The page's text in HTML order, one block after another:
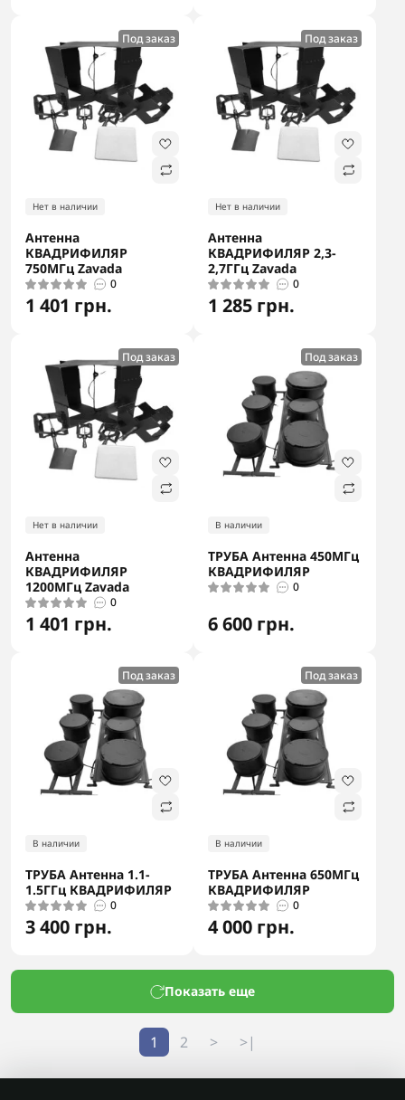
Под заказ
Нет в наличии
Антенна
КВАДРИФИЛЯР
750МГц Zavada
0
1 401 грн.
Под заказ
Нет в наличии
Антенна
КВАДРИФИЛЯР 2,3-
2,7ГГц Zavada
0
1 285 грн.
Под заказ
Нет в наличии
Антенна
КВАДРИФИЛЯР
1200МГц Zavada
0
1 401 грн.
Под заказ
В наличии
ТРУБА Антенна 450МГц
КВАДРИФИЛЯР
0
6 600 грн.
Под заказ
В наличии
ТРУБА Антенна 1.1-
1.5ГГц КВАДРИФИЛЯР
0
3 400 грн.
Под заказ
В наличии
ТРУБА Антенна 650МГц
КВАДРИФИЛЯР
0
4 000 грн.
Показать еще
1 2 > >|